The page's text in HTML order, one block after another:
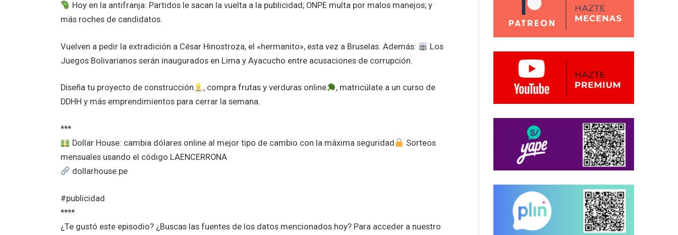
Hoy en la antifranja: Partidos le sacan la vuelta a la publicidad; ONPE multa por malos manejos; y
más roches de candidatos.
Vuelven a pedir la extradición a César Hinostroza, el «hermanito», esta vez a Bruselas. Además:
Los
Juegos Bolivarianos serán inaugurados en Lima y Ayacucho entre acusaciones de corrupción.
Diseña tu proyecto de construcción , compra frutas y verduras online
, matricúlate a un curso de
DDHH y más emprendimientos para cerrar la semana.
***
Dollar House: cambia dólares online al mejor tipo de cambio con la máxima seguridad
Sorteos
mensuales usando el código LAENCERRONA
dollarhouse.pe
#publicidad
****
¿Te gustó este episodio? ¿Buscas las fuentes de los datos mencionados hoy? Para acceder a nuestro